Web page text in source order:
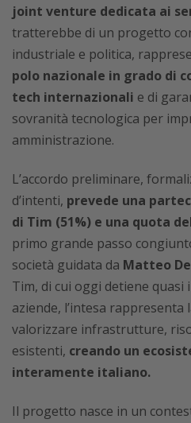
joint venture dedicata ai
tratterebbe di un progetto
industriale e politica,
polo nazionale in grado di
tech internazionali e di
sovranità tecnologica per
amministrazione.
L’accordo preliminare,
d’intenti, prevede una
di Tim (51%) e una quota
primo grande passo
società guidata da Matteo
Tim, di cui oggi detiene quasi
aziende, l’intesa rappresenta
valorizzare infrastrutture,
esistenti, creando un
interamente italiano.
Il progetto nasce in un